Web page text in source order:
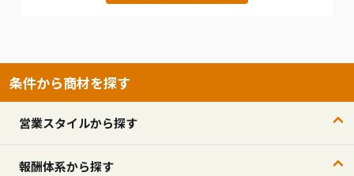
条件から商材を探す
営業スタイルから探す
報酬体系から探す